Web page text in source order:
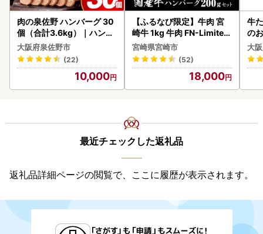
肉の泉佐野 ハンバーグ 30
個（合計3.6kg）｜ハンバ
ーグ 訳あり 黒毛和牛×なに
わポーク
大阪府泉佐野市
(22)
10,000
【ふるなび限定】牛肉 宮
崎牛 1kg 牛肉 FN-Limited
-VO
宮崎県宮崎市
(52)
18,000
牛
の
大
最近チェックした返礼品
返礼品詳細ページの閲覧で、ここに履歴が表示されます。